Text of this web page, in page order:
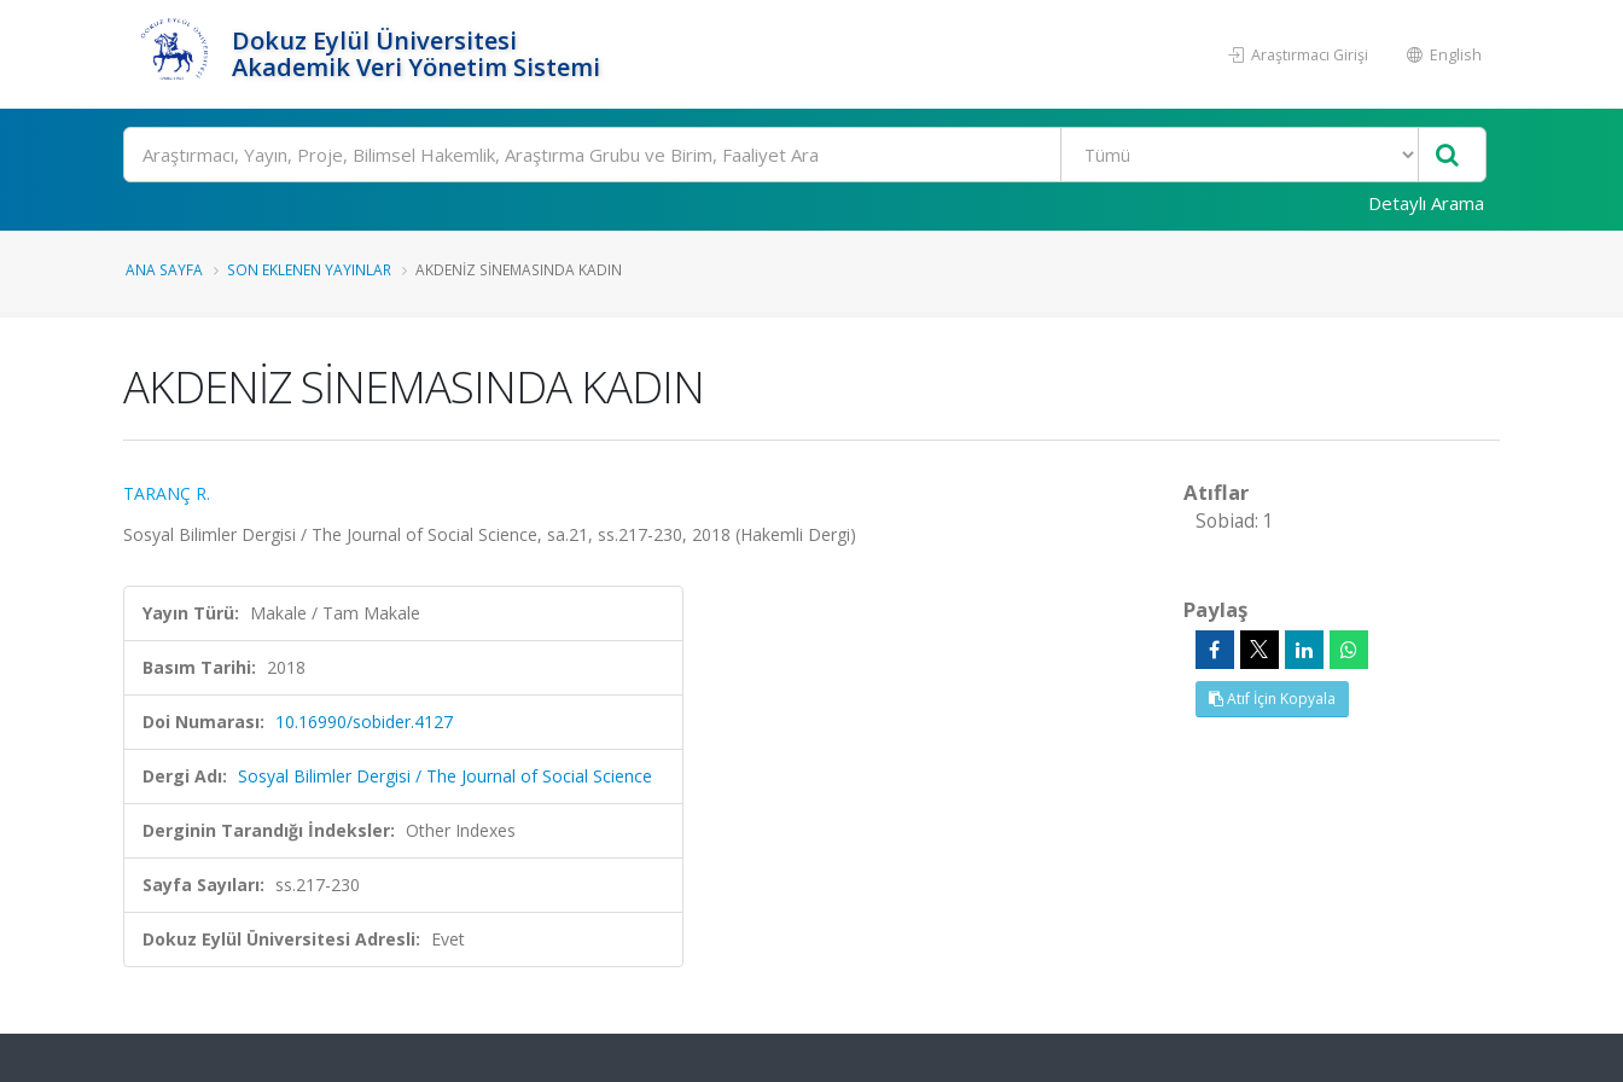
Dokuz Eylül Üniversitesi
Akademik Veri Yönetim Sistemi
Araştırmacı Girişi English
Ara
Detaylı Arama
ANA SAYFA SON EKLENEN YAYINLAR AKDENİZ SİNEMASINDA KADIN
AKDENİZ SİNEMASINDA KADIN
TARANÇ R.
Sosyal Bilimler Dergisi / The Journal of Social Science, sa.21, ss.217-230, 2018 (Hakemli Dergi)
Yayın Türü: Makale / Tam Makale
Basım Tarihi: 2018
Doi Numarası: 10.16990/sobider.4127
Dergi Adı: Sosyal Bilimler Dergisi / The Journal of Social Science
Derginin Tarandığı İndeksler: Other Indexes
Sayfa Sayıları: ss.217-230
Dokuz Eylül Üniversitesi Adresli: Evet
Atıflar
Sobiad: 1
Paylaş
Atıf İçin Kopyala